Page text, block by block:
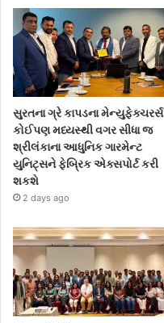
સુરતના ગ્રે કાપડના મેન્યુફેક્ચરર્સ
કોઈપણ મધ્યસ્થી વગર સીધા જ
શ્રીલંકાના આધુનિક ગારમેન્ટ
યુનિટ્સને ફેબ્રિક એક્સપોર્ટ કરી
શકશે
2 days ago